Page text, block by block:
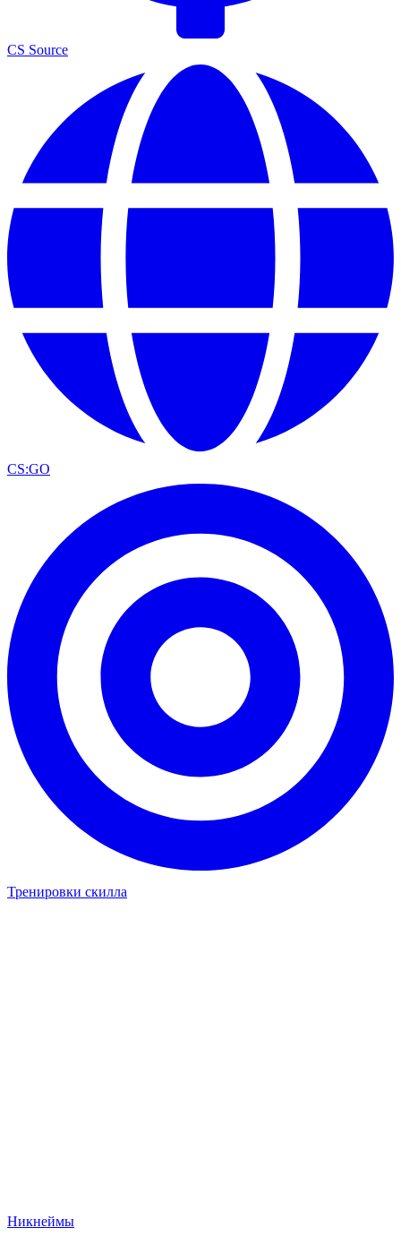
CS Source
CS:GO
Тренировки скилла
Никнеймы